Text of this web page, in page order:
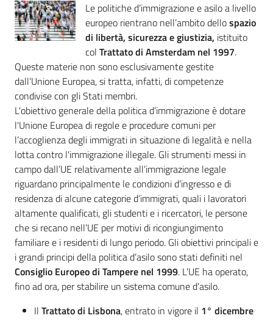
Chi
siamo
Europass
-
Sede
di
Parma
Seguici
su
Le politiche d’immigrazione e asilo a livello
europeo rientrano nell’ambito dellospazio
di libertà, sicurezza e giustizia, istituito
col Trattato di Amsterdam nel 1997.
Queste materie non sono esclusivamente gestite
dall’Unione Europea, si tratta, infatti, di competenze
condivise con gli Stati membri.
L'obiettivo generale della politica d’immigrazione è dotare
l'Unione Europea di regole e procedure comuni per
l’accoglienza degli immigrati in situazione di legalità e nella
lotta contro l'immigrazione illegale. Gli strumenti messi in
campo dall’UE relativamente all’immigrazione legale
riguardano principalmente le condizioni d’ingresso e di
residenza di alcune categorie d’immigrati, quali i lavoratori
altamente qualificati, gli studenti e i ricercatori, le persone
che si recano nell’UE per motivi di ricongiungimento
familiare e i residenti di lungo periodo. Gli obiettivi principali e
i grandi principi della politica d’asilo sono stati definiti nel
Consiglio Europeo di Tampere nel 1999. L’UE ha operato,
fino ad ora, per stabilire un sistema comune d’asilo.
Il Trattato di Lisbona, entrato in vigore il 1° dicembre